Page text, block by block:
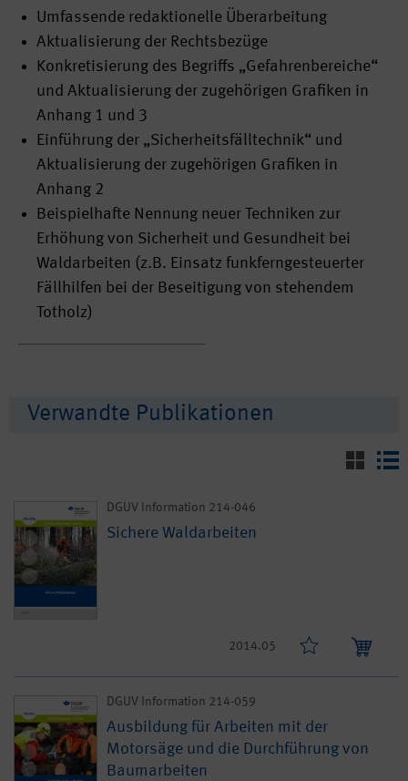
Umfassende redaktionelle Überarbeitung
Aktualisierung der Rechtsbezüge
Konkretisierung des Begriffs „Gefahrenbereiche“
und Aktualisierung der zugehörigen Grafiken in
Anhang 1 und 3
Einführung der „Sicherheitsfälltechnik“ und
Aktualisierung der zugehörigen Grafiken in
Anhang 2
Beispielhafte Nennung neuer Techniken zur
Erhöhung von Sicherheit und Gesundheit bei
Waldarbeiten (z.B. Einsatz funkferngesteuerter
Fällhilfen bei der Beseitigung von stehendem
Totholz)
Verwandte Publikationen
DGUV Information 214-046
Sichere Waldarbeiten
2014.05
DGUV Information 214-059
Ausbildung für Arbeiten mit der
Motorsäge und die Durchführung von
Baumarbeiten